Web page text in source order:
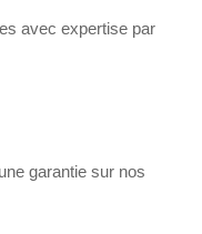
avec expertise par
garantie sur nos